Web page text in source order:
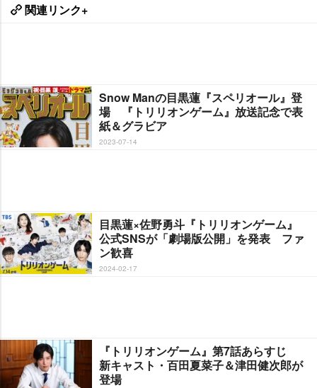
関連リンク+
Snow Manの目黒蓮『スペリオール』登
場 『トリリオンゲーム』放送記念で表
紙＆グラビア
2023-07-14
目黒蓮×佐野勇斗『トリリオンゲーム』
公式SNSが「劇場版公開」を発表 ファ
ン歓喜
2024-02-17
『トリリオンゲーム』第7話あらすじ
新キャスト・百田夏菜子＆津田健次郎が
登場